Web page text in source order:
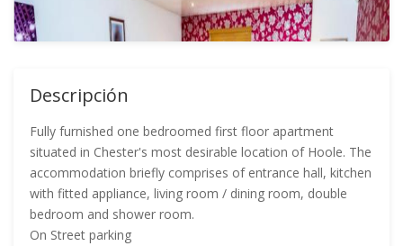
Descripción
Fully furnished one bedroomed first floor apartment
situated in Chester's most desirable location of Hoole. The
accommodation briefly comprises of entrance hall, kitchen
with fitted appliance, living room / dining room, double
bedroom and shower room.
On Street parking